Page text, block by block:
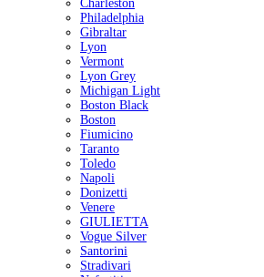
Charleston
Philadelphia
Gibraltar
Lyon
Vermont
Lyon Grey
Michigan Light
Boston Black
Boston
Fiumicino
Taranto
Toledo
Napoli
Donizetti
Venere
GIULIETTA
Vogue Silver
Santorini
Stradivari